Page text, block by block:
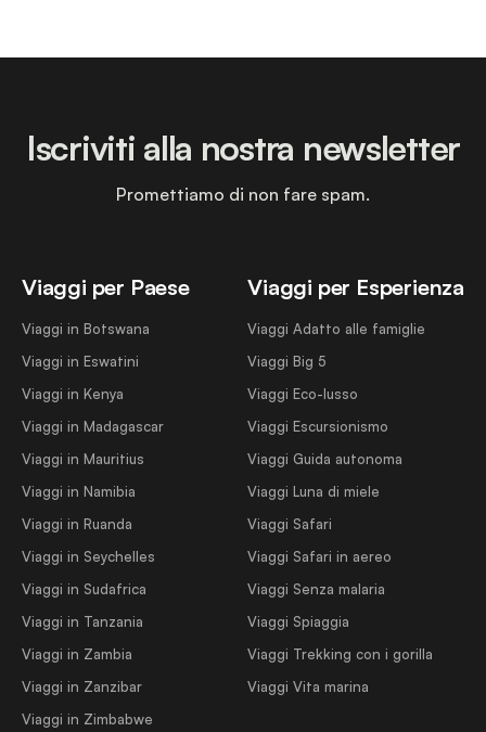
Viaggi per Paese
Viaggi in Botswana
Viaggi in Eswatini
Viaggi in Kenya
Viaggi in Madagascar
Viaggi in Mauritius
Viaggi in Namibia
Viaggi in Ruanda
Viaggi in Seychelles
Viaggi in Sudafrica
Viaggi in Tanzania
Viaggi in Zambia
Viaggi in Zanzibar
Viaggi in Zimbabwe
Viaggi per Esperienza
Viaggi Adatto alle famiglie
Viaggi Big 5
Viaggi Eco-lusso
Viaggi Escursionismo
Viaggi Guida autonoma
Viaggi Luna di miele
Viaggi Safari
Viaggi Safari in aereo
Viaggi Senza malaria
Viaggi Spiaggia
Viaggi Trekking con i gorilla
Viaggi Vita marina
Iscriviti alla nostra newsletter
Promettiamo di non fare spam.